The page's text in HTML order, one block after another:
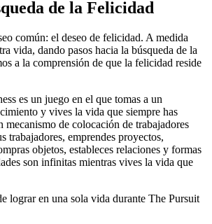
de la Felicidad
común: el deseo de felicidad. A medida
vida, dando pasos hacia la búsqueda de la
a la comprensión de que la felicidad reside
es un juego en el que tomas a un
y vives la vida que siempre has
de colocación de trabajadores
trabajadores, emprendes proyectos,
objetos, estableces relaciones y formas
son infinitas mientras vives la vida que
lograr en una sola vida durante The Pursuit